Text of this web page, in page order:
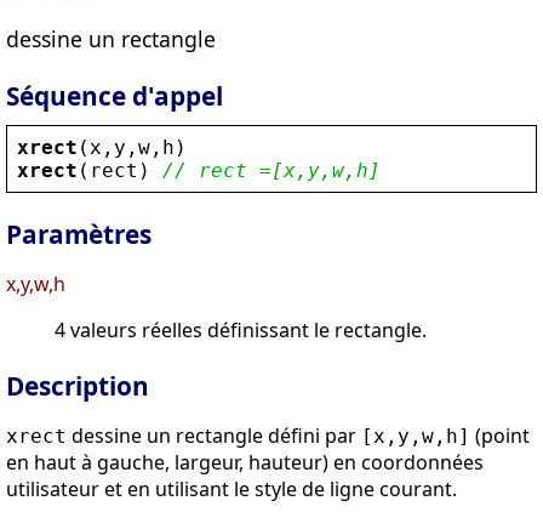
dessine un rectangle
Séquence d'appel
xrect ( x , y , w , h )
xrect ( rect ) // rect =[x,y,w,h]
Paramètres
x,y,w,h
4 valeurs réelles définissant le rectangle.
Description
xrect dessine un rectangle défini par [x,y,w,h] (point
en haut à gauche, largeur, hauteur) en coordonnées
utilisateur et en utilisant le style de ligne courant.